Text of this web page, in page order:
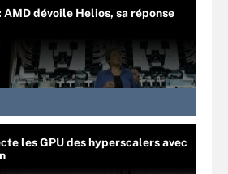
dévoile Helios, sa réponse
les GPU des hyperscalers avec